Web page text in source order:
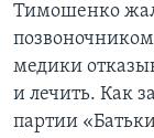
Тимошенко
медики
и лечить. Как
партии